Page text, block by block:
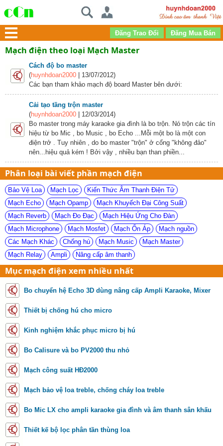
Mạch điện theo loại Mạch Master
Cách độ bo master
(huynhdoan2000 | 13/07/2012)
Các bạn tham khảo mạch độ board Master bên dưới:
Cải tạo tầng trộn master
(huynhdoan2000 | 12/03/2014)
Bo master trong máy karaoke gia đình là bo trộn. Nó trộn các tín
hiệu từ bo Mic , bo Music , bo Echo ...Mỗi một bo là một con
điện trở . Tuy nhiên , do bo master "trộn" ở cổng "không đảo"
nên...hiệu quả kém ! Bởi vậy , nhiều bạn than phiền...
Phân loại bài viết phần mạch điện
Bảo Vệ Loa Mạch Lọc
Kiến Thức Âm Thanh Điện Tử
Mạch Echo
Mạch Opamp
Mạch Khuyếch Đại Công Suất
Mạch Reverb
Mạch Đo Đạc
Mạch Hiệu Ứng Cho Đàn
Mạch Microphone
Mạch Mosfet Mạch Ổn Áp
Mạch nguồn
Các Mạch Khác
Chống hú Mạch Music
Mạch Master
Mạch Relay
Ampli Nâng cấp âm thanh
Mục mạch điện xem nhiều nhất
Bo chuyển hệ Echo 3D dùng nâng cấp Ampli Karaoke, Mixer
Thiết bị chống hú cho micro
Kinh nghiệm khắc phục micro bị hú
Bo Calisure và bo PV2000 thu nhỏ
Mạch công suất HĐ2000
Mạch bảo vệ loa treble, chống cháy loa treble
Bo Mic LX cho ampli karaoke gia đình và âm thanh sân khấu
Thiết kế bộ lọc phân tần thùng loa